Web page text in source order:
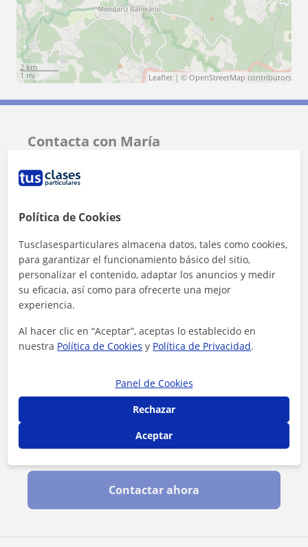
2 km
1 mi
Leaflet | © OpenStreetMap contributors
Contacta con María
Tarifa
1ª clase gratis
Al hacer clic, aceptas nuestroaviso legaly deprivacidad
Contactar ahora
Política de Cookies
Tusclasesparticulares almacena datos, tales como cookies,
para garantizar el funcionamiento básico del sitio,
personalizar el contenido, adaptar los anuncios y medir
su eficacia, así como para ofrecerte una mejor
experiencia.
Al hacer clic en “Aceptar”, aceptas lo establecido en
nuestra Política de Cookies y Política de Privacidad.
Panel de Cookies
Rechazar
Aceptar